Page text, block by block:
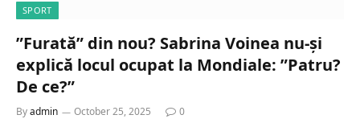
SPORT
”Furată” din nou? Sabrina Voinea nu-și
explică locul ocupat la Mondiale: ”Patru?
De ce?”
Byadmin October 25, 2025 0